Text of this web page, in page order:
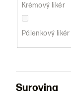
Krémový likér
Pálenkový likér
Surovina